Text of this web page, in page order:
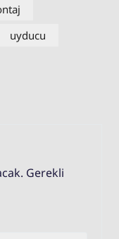
uyducu
Gerekli